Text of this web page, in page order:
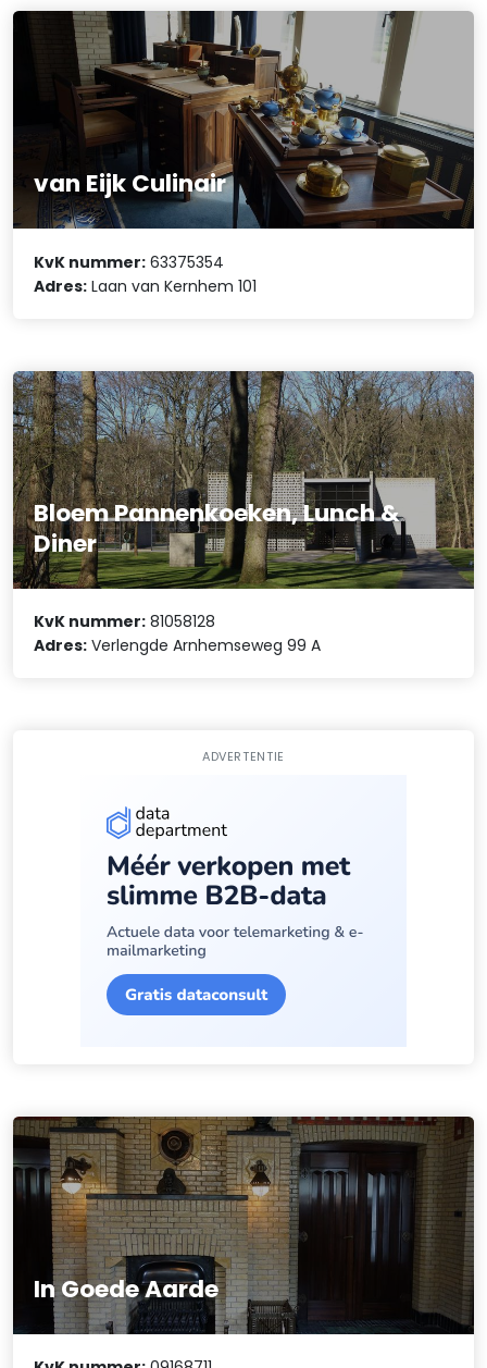
van Eijk Culinair
KvK nummer: 63375354
Adres: Laan van Kernhem 101
Bloem Pannenkoeken, Lunch &
Diner
KvK nummer: 81058128
Adres: Verlengde Arnhemseweg 99 A
ADVERTENTIE
In Goede Aarde